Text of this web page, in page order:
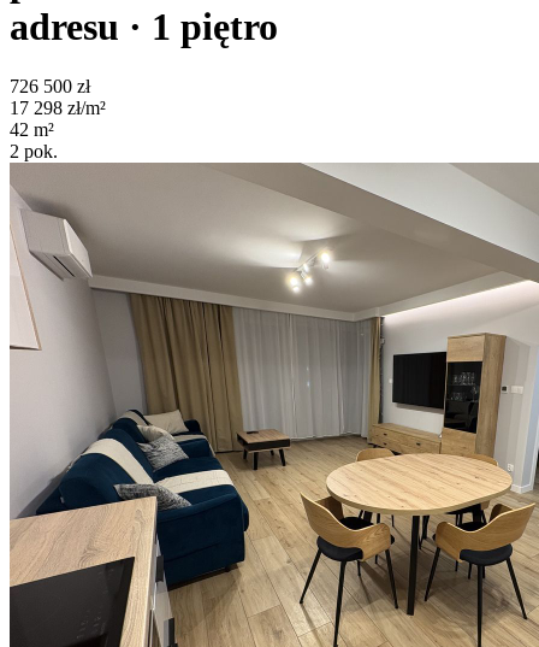
adresu · 1 piętro
726 500 zł
17 298 zł/m²
42 m²
2 pok.